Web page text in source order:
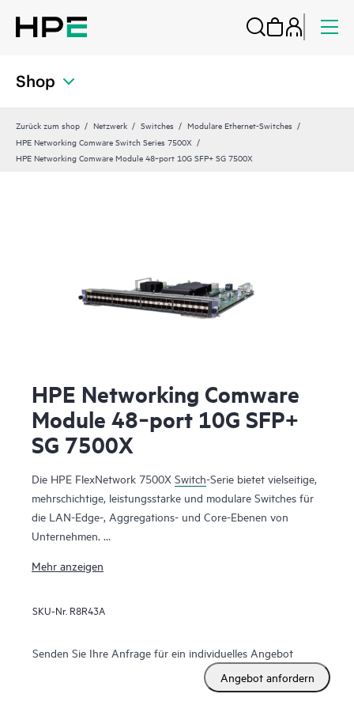
Shop
Zurück zum shop Netzwerk Switches
Modulare Ethernet-Switches
HPE Networking Comware Switch Series 7500X
HPE Networking Comware Module 48‑port 10G SFP+ SG 7500X
HPE Networking Comware
Module 48‑port 10G SFP+
SG 7500X
Die HPE FlexNetwork 7500X Switch-Serie bietet vielseitige,
mehrschichtige, leistungsstarke und modulare Switches für
die LAN-Edge-, Aggregations- und Core-Ebenen von
Unternehmen.
Modellen zur Erfüllung heutiger und zukünftiger
pro Steckplatz) und L2/L3-Routing-Services unterstützen
(VXLAN) und Ethernet VPN (BGP EVPN) bieten mehr
Skalierbarkeit und eine bessere Auslastung der verfügbaren
Netzwerkpfade. Die Anwendungstelemetrie liefert
Mehr anzeigen
SKU-Nr. R8R43A
Senden Sie Ihre Anfrage für ein individuelles Angebot
Angebot anfordern